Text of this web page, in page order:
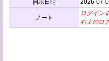
開示日時
2026-07-
ノート
ログイン
右上のロ